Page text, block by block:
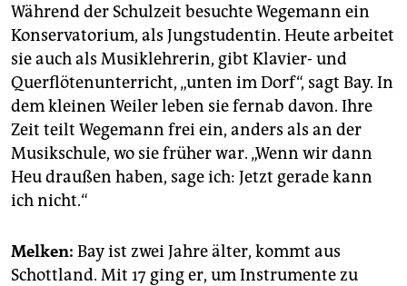
Während der Schulzeit besuchte Wegemann ein
Konservatorium, als Jungstudentin. Heute arbeitet
sie auch als Musiklehrerin, gibt Klavier- und
Querflötenunterricht, „unten im Dorf“, sagt Bay. In
dem kleinen Weiler leben sie fernab davon. Ihre
Zeit teilt Wegemann frei ein, anders als an der
Musikschule, wo sie früher war. „Wenn wir dann
Heu draußen haben, sage ich: Jetzt gerade kann
ich nicht.“
Melken: Bay ist zwei Jahre älter, kommt aus
Schottland. Mit 17 ging er, um Instrumente zu